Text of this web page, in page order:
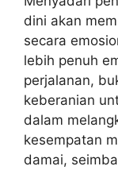
dini akan
secara
lebih penuh
perjalanan,
keberanian
dalam
kesempatan
damai,